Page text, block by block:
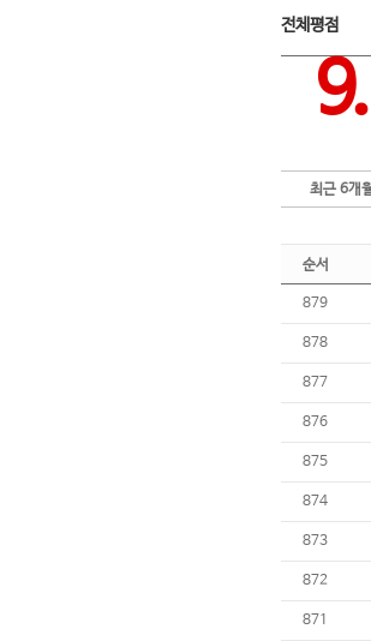
전체평점
최근 6개
순서
879
878
877
876
875
874
873
872
871